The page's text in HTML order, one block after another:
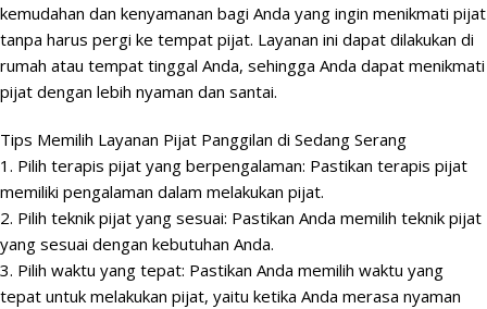
kemudahan dan kenyamanan bagi Anda yang ingin menikmati pijat
tanpa harus pergi ke tempat pijat. Layanan ini dapat dilakukan di
rumah atau tempat tinggal Anda, sehingga Anda dapat menikmati
pijat dengan lebih nyaman dan santai.
Tips Memilih Layanan Pijat Panggilan di Sedang Serang
1. Pilih terapis pijat yang berpengalaman: Pastikan terapis pijat
memiliki pengalaman dalam melakukan pijat.
2. Pilih teknik pijat yang sesuai: Pastikan Anda memilih teknik pijat
yang sesuai dengan kebutuhan Anda.
3. Pilih waktu yang tepat: Pastikan Anda memilih waktu yang
tepat untuk melakukan pijat, yaitu ketika Anda merasa nyaman